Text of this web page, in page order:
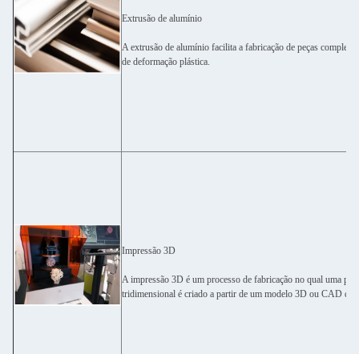
Extrusão de alumínio
A extrusão de alumínio facilita a fabricação de peças
de deformação plástica.
Impressão 3D
A impressão 3D é um processo de fabricação no qual uma
tridimensional é criado a partir de um modelo 3D ou CAD